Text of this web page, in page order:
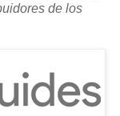
de los